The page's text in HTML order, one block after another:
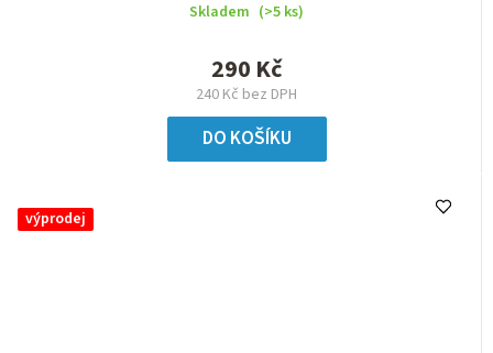
Skladem (>5 ks)
240 Kč bez DPH
290 Kč
DO KOŠÍKU
výprodej